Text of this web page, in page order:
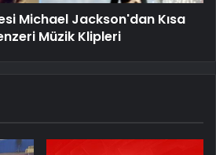
Michael Jackson'dan Kısa
Müzik Klipleri